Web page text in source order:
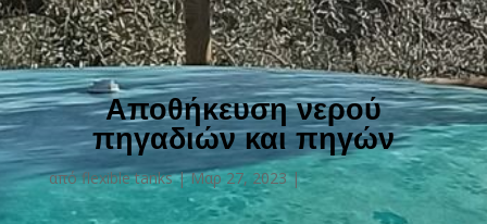
Αποθήκευση νερού
πηγαδιών και πηγών
απόflexible tanks Μαρ 27, 2023